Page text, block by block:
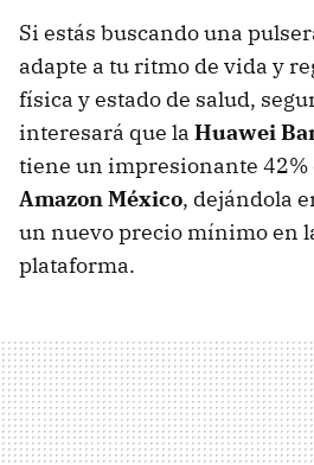
Si estás buscando una
adapte a tu ritmo de vida y
física y estado de salud,
interesará que la Huawei
tiene un impresionante 42%
Amazon México, dejándola
un nuevo precio mínimo en
plataforma.